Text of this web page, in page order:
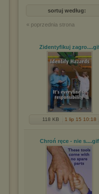
sortuj według:
« poprzednia strona
Zidentyfikuj zagro...
118 KB 1 lip 15 10:18
Chroń ręce - nie s....gif